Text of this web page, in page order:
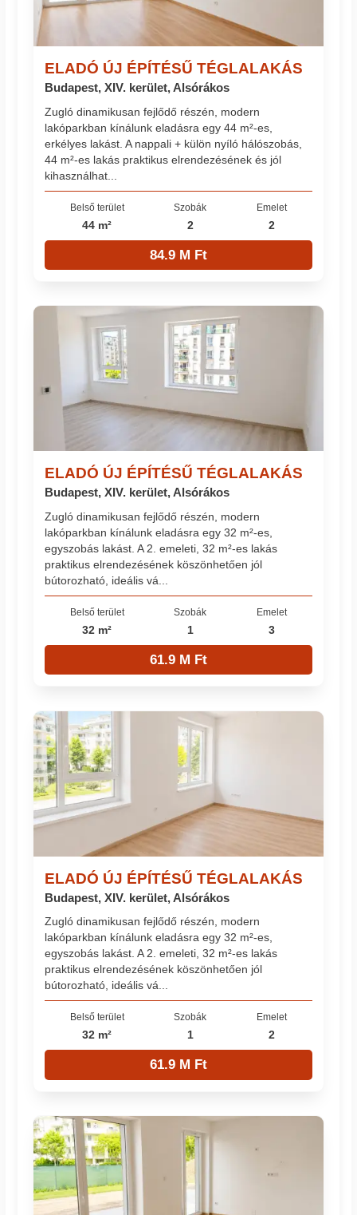
ELADÓ ÚJ ÉPÍTÉSŰ TÉGLALAKÁS
Budapest, XIV. kerület, Alsórákos
Zugló dinamikusan fejlődő részén, modern
lakóparkban kínálunk eladásra egy 44 m²-es,
erkélyes lakást. A nappali + külön nyíló hálószobás,
44 m²-es lakás praktikus elrendezésének és jól
kihasználhat...
Belső terület
44 m²
Szobák
2
Emelet
2
84.9 M Ft
ELADÓ ÚJ ÉPÍTÉSŰ TÉGLALAKÁS
Budapest, XIV. kerület, Alsórákos
Zugló dinamikusan fejlődő részén, modern
lakóparkban kínálunk eladásra egy 32 m²-es,
egyszobás lakást. A 2. emeleti, 32 m²-es lakás
praktikus elrendezésének köszönhetően jól
bútorozható, ideális vá...
Belső terület
32 m²
Szobák
1
Emelet
3
61.9 M Ft
ELADÓ ÚJ ÉPÍTÉSŰ TÉGLALAKÁS
Budapest, XIV. kerület, Alsórákos
Zugló dinamikusan fejlődő részén, modern
lakóparkban kínálunk eladásra egy 32 m²-es,
egyszobás lakást. A 2. emeleti, 32 m²-es lakás
praktikus elrendezésének köszönhetően jól
bútorozható, ideális vá...
Belső terület
32 m²
Szobák
1
Emelet
2
61.9 M Ft